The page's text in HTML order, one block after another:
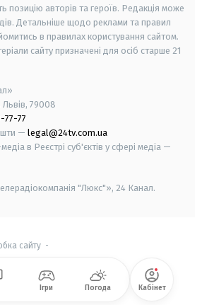
позицію авторів та героїв. Редакція може
Детальніше щодо реклами та правил
в правилах користування сайтом.
сайту призначені для осіб старше 21
Львів, 79008
77-77
— legal@24tv.com.ua
в Реєстрі суб'єктів у сфері медіа —
"Люкс"», 24 Канал.
сайту-
Ігри Погода Кабінет